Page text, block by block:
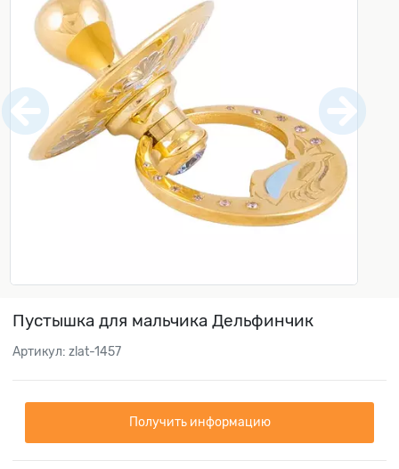
Пустышка для мальчика Дельфинчик
Артикул: zlat-1457
Получить информацию